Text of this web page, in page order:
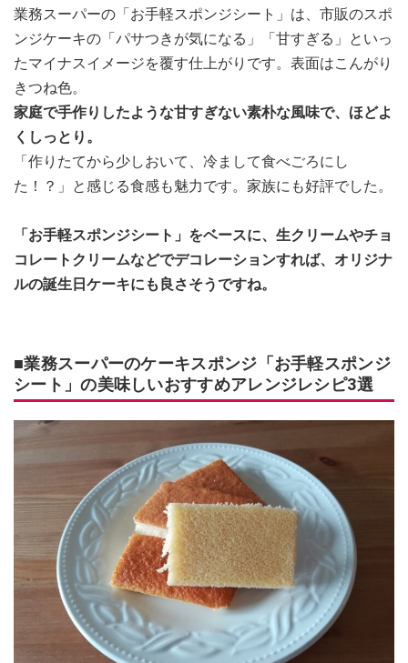
業務スーパーの「お手軽スポンジシート」は、市販のスポ
ンジケーキの「パサつきが気になる」「甘すぎる」といっ
たマイナスイメージを覆す仕上がりです。表面はこんがり
きつね色。
家庭で手作りしたような甘すぎない素朴な風味で、ほどよ
くしっとり。
「作りたてから少しおいて、冷まして食べごろにし
た！？」と感じる食感も魅力です。家族にも好評でした。
「お手軽スポンジシート」をベースに、生クリームやチョ
コレートクリームなどでデコレーションすれば、オリジナ
ルの誕生日ケーキにも良さそうですね。
■業務スーパーのケーキスポンジ「お手軽スポンジ
シート」の美味しいおすすめアレンジレシピ3選